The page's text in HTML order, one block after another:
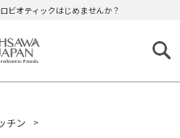
ビオティックはじめませんか？
チン